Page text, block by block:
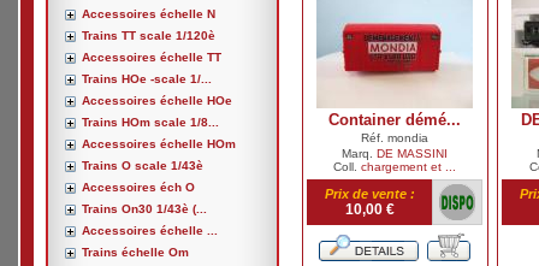
Accessoires échelle N
Trains TT scale 1/120è
Accessoires échelle TT
Trains HOe -scale 1/...
Accessoires échelle HOe
Trains HOm scale 1/8...
Accessoires échelle HOm
Trains O scale 1/43è
Accessoires éch O
Trains On30 1/43è (...
Accessoires échelle ...
Trains échelle Om
Container démé...
Réf. mondia
Marq. DE MASSINI
Coll. chargement et ...
Prix de vente :
10,00 €